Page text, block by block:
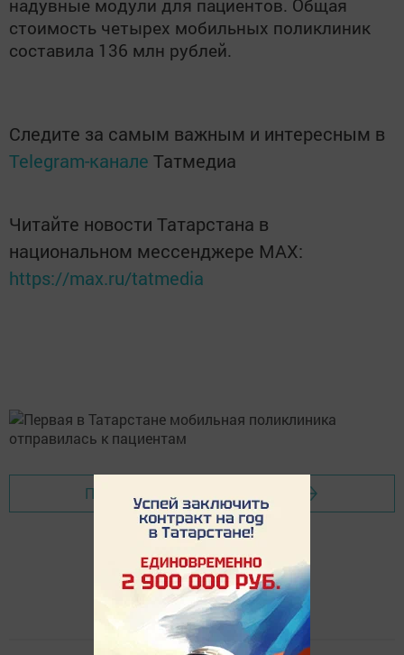
надувные модули для пациентов. Общая
стоимость четырех мобильных поликлиник
составила 136 млн рублей.
Следите за самым важным и интересным в
Telegram-канале Татмедиа
Читайте новости Татарстана в
национальном мессенджере MАХ:
https://max.ru/tatmedia
Перейти на страницу новости